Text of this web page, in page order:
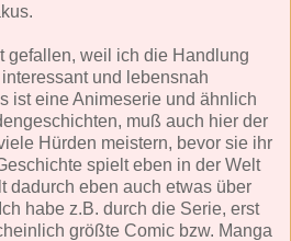
gefallen, weil ich die Handlung
und lebensnah
ist eine Animeserie und ähnlich
muß auch hier der
Hürden meistern, bevor sie ihr
spielt eben in der Welt
dadurch eben auch etwas über
habe z.B. durch die Serie, erst
größte Comic bzw. Manga